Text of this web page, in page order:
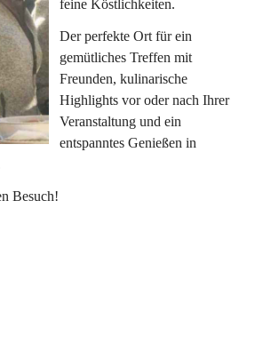
feine Köstlichkeiten.
Der perfekte Ort für ein
gemütliches Treffen mit
Freunden, kulinarische
Highlights vor oder nach Ihrer
Veranstaltung und ein
entspanntes Genießen in
Besuch!